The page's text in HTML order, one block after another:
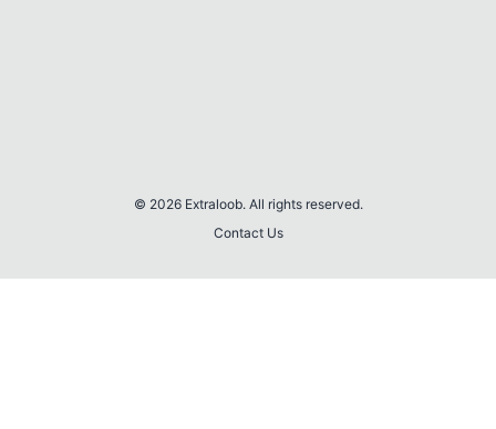
© 2026 Extraloob. All rights reserved.
Contact Us